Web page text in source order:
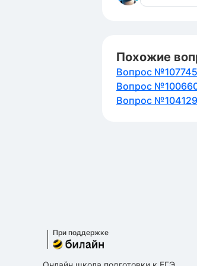
Похожие
Вопрос
Вопрос
Вопрос
При поддержке